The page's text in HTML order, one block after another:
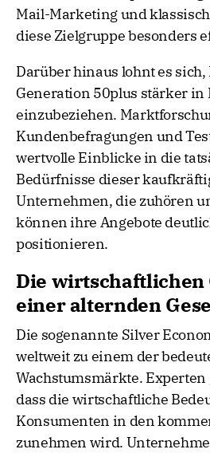
Mail-Marketing und
diese Zielgruppe besonders
Darüber hinaus lohnt es
Generation 50plus stärker in
einzubeziehen.
Kundenbefragungen und
wertvolle Einblicke in die
Bedürfnisse dieser
Unternehmen, die zuhören
können ihre Angebote
positionieren.
Die wirtschaftlichen
einer alternden
Die sogenannte Silver
weltweit zu einem der
Wachstumsmärkte. Experten
dass die wirtschaftliche
Konsumenten in den
zunehmen wird.